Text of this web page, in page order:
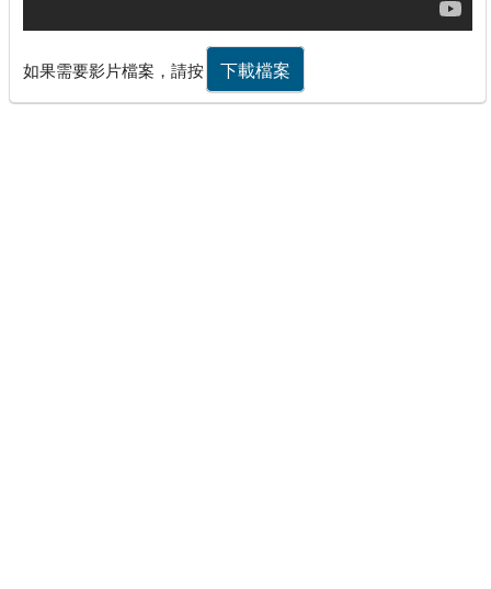
如果需要影片檔案，請按 下載檔案